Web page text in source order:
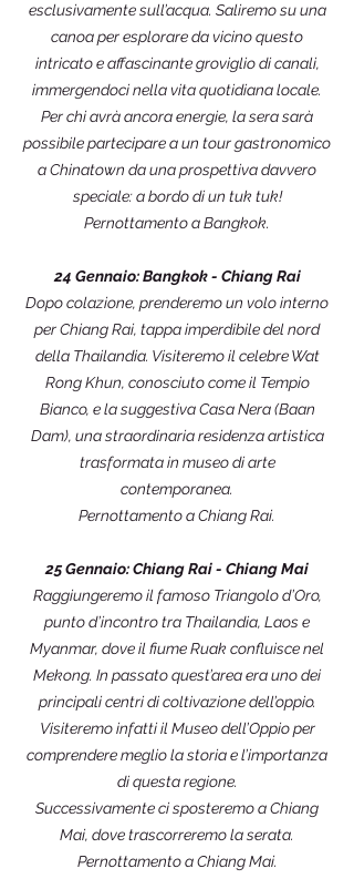
esclusivamente sull’acqua. Saliremo su una
canoa per esplorare da vicino questo
intricato e affascinante groviglio di canali,
immergendoci nella vita quotidiana locale.
Per chi avrà ancora energie, la sera sarà
possibile partecipare a un tour gastronomico
a Chinatown da una prospettiva davvero
speciale: a bordo di un tuk tuk!
Pernottamento a Bangkok.
24 Gennaio: Bangkok - Chiang Rai
Dopo colazione, prenderemo un volo interno
per Chiang Rai, tappa imperdibile del nord
della Thailandia. Visiteremo il celebre Wat
Rong Khun, conosciuto come il Tempio
Bianco, e la suggestiva Casa Nera (Baan
Dam), una straordinaria residenza artistica
trasformata in museo di arte
contemporanea.
Pernottamento a Chiang Rai.
25 Gennaio: Chiang Rai - Chiang Mai
Raggiungeremo il famoso Triangolo d’Oro,
punto d’incontro tra Thailandia, Laos e
Myanmar, dove il fiume Ruak confluisce nel
Mekong. In passato quest’area era uno dei
principali centri di coltivazione dell’oppio.
Visiteremo infatti il Museo dell’Oppio per
comprendere meglio la storia e l’importanza
di questa regione.
Successivamente ci sposteremo a Chiang
Mai, dove trascorreremo la serata.
Pernottamento a Chiang Mai.